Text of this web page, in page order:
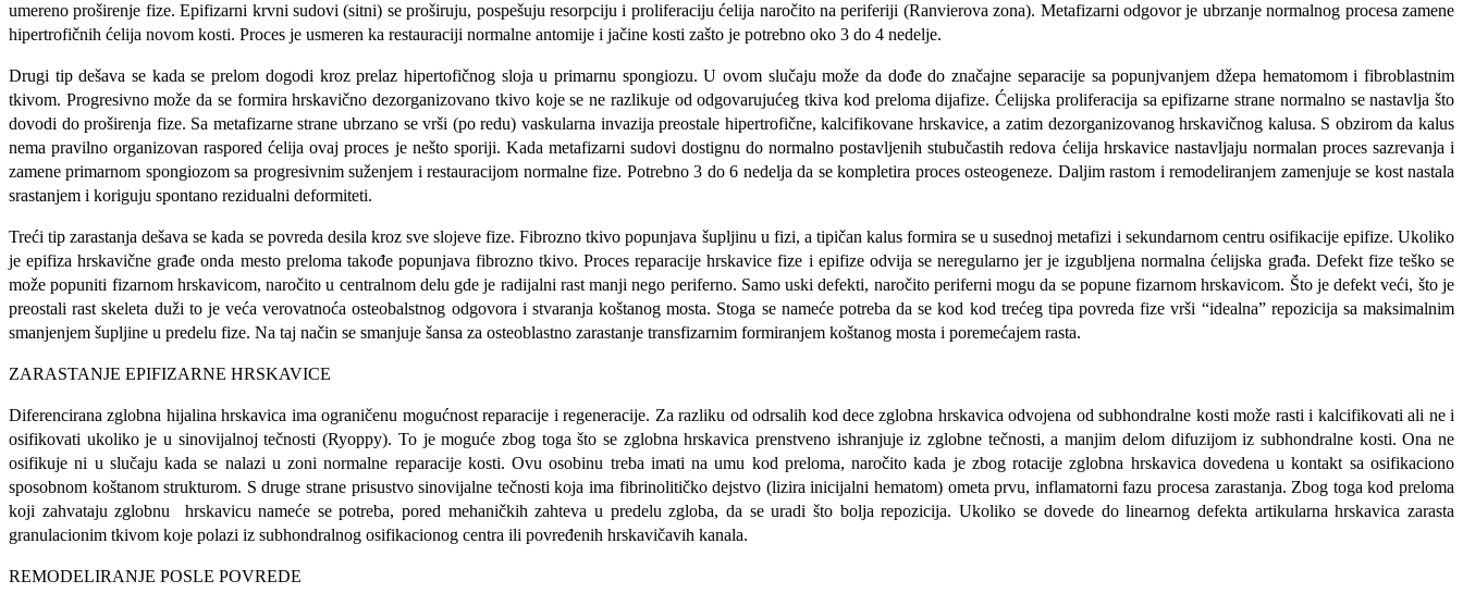
umereno proširenje fize. Epifizarni krvni sudovi (sitni) se proširuju, pospešuju resorpciju i proliferaciju ćelija naročito na periferiji (Ranvierova zona). Metafizarni odgovor je ubrzanje normalnog procesa zamene
hipertrofičnih ćelija novom kosti. Proces je usmeren ka restauraciji normalne antomije i jačine kosti zašto je potrebno oko 3 do 4 nedelje.
Drugi tip dešava se kada se prelom dogodi kroz prelaz hipertofičnog sloja u primarnu spongiozu. U ovom slučaju može da dođe do značajne separacije sa popunjvanjem džepa hematomom i fibroblastnim
tkivom. Progresivno može da se formira hrskavično dezorganizovano tkivo koje se ne razlikuje od odgovarujućeg tkiva kod preloma dijafize. Ćelijska proliferacija sa epifizarne strane normalno se nastavlja što
dovodi do proširenja fize. Sa metafizarne strane ubrzano se vrši (po redu) vaskularna invazija preostale hipertrofične, kalcifikovane hrskavice, a zatim dezorganizovanog hrskavičnog kalusa. S obzirom da kalus
nema pravilno organizovan raspored ćelija ovaj proces je nešto sporiji. Kada metafizarni sudovi dostignu do normalno postavljenih stubučastih redova ćelija hrskavice nastavljaju normalan proces sazrevanja i
zamene primarnom spongiozom sa progresivnim suženjem i restauracijom normalne fize. Potrebno 3 do 6 nedelja da se kompletira proces osteogeneze. Daljim rastom i remodeliranjem zamenjuje se kost nastala
srastanjem i koriguju spontano rezidualni deformiteti.
Treći tip zarastanja dešava se kada se povreda desila kroz sve slojeve fize. Fibrozno tkivo popunjava šupljinu u fizi, a tipičan kalus formira se u susednoj metafizi i sekundarnom centru osifikacije epifize. Ukoliko
je epifiza hrskavične građe onda mesto preloma takođe popunjava fibrozno tkivo. Proces reparacije hrskavice fize i epifize odvija se neregularno jer je izgubljena normalna ćelijska građa. Defekt fize teško se
može popuniti fizarnom hrskavicom, naročito u centralnom delu gde je radijalni rast manji nego periferno. Samo uski defekti, naročito periferni mogu da se popune fizarnom hrskavicom. Što je defekt veći, što je
preostali rast skeleta duži to je veća verovatnoća osteobalstnog odgovora i stvaranja koštanog mosta. Stoga se nameće potreba da se kod kod trećeg tipa povreda fize vrši “idealna” repozicija sa maksimalnim
smanjenjem šupljine u predelu fize. Na taj način se smanjuje šansa za osteoblastno zarastanje transfizarnim formiranjem koštanog mosta i poremećajem rasta.
ZARASTANJE EPIFIZARNE HRSKAVICE
Diferencirana zglobna hijalina hrskavica ima ograničenu mogućnost reparacije i regeneracije. Za razliku od odrsalih kod dece zglobna hrskavica odvojena od subhondralne kosti može rasti i kalcifikovati ali ne i
osifikovati ukoliko je u sinovijalnoj tečnosti (Ryoppy). To je moguće zbog toga što se zglobna hrskavica prenstveno ishranjuje iz zglobne tečnosti, a manjim delom difuzijom iz subhondralne kosti. Ona ne
osifikuje ni u slučaju kada se nalazi u zoni normalne reparacije kosti. Ovu osobinu treba imati na umu kod preloma, naročito kada je zbog rotacije zglobna hrskavica dovedena u kontakt sa osifikaciono
sposobnom koštanom strukturom. S druge strane prisustvo sinovijalne tečnosti koja ima fibrinolitičko dejstvo (lizira inicijalni hematom) ometa prvu, inflamatorni fazu procesa zarastanja. Zbog toga kod preloma
koji zahvataju zglobnu hrskavicu nameće se potreba, pored mehaničkih zahteva u predelu zgloba, da se uradi što bolja repozicija. Ukoliko se dovede do linearnog defekta artikularna hrskavica zarasta
granulacionim tkivom koje polazi iz subhondralnog osifikacionog centra ili povređenih hrskavičavih kanala.
REMODELIRANJE POSLE POVREDE